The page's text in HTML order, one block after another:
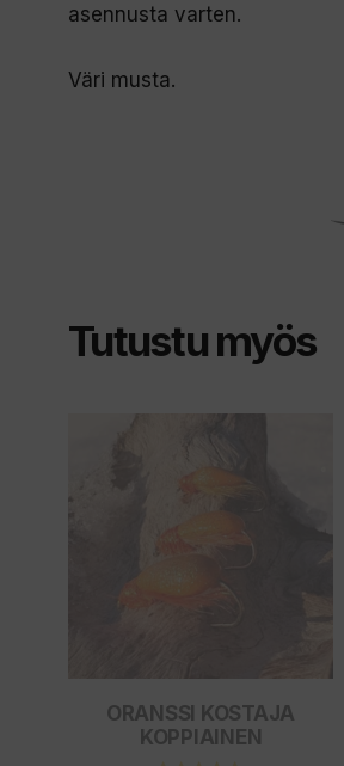
asennusta varten.
Väri musta.
Tutustu myös
ORANSSI KOSTAJA
KOPPIAINEN
valinnat
tuotteen